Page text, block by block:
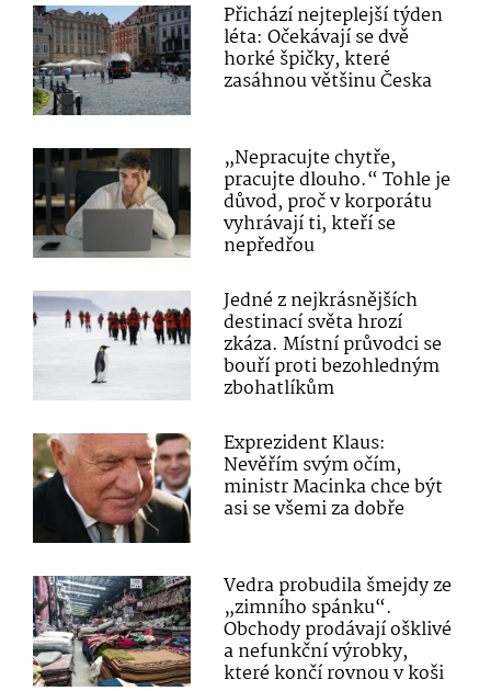
Přichází nejteplejší týden
léta: Očekávají se dvě
horké špičky, které
zasáhnou většinu Česka
„Nepracujte chytře,
pracujte dlouho.“ Tohle je
důvod, proč v korporátu
vyhrávají ti, kteří se
nepředřou
Jedné z nejkrásnějších
destinací světa hrozí
zkáza. Místní průvodci se
bouří proti bezohledným
zbohatlíkům
Exprezident Klaus:
Nevěřím svým očím,
ministr Macinka chce být
asi se všemi za dobře
Vedra probudila šmejdy ze
„zimního spánku“.
Obchody prodávají ošklivé
a nefunkční výrobky,
které končí rovnou v koši